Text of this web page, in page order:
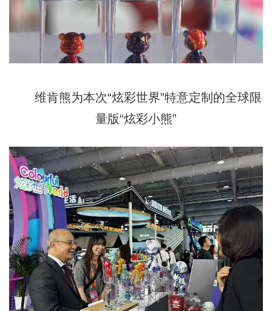
维肯熊为本次“炫彩世界”特意定制的全球限
量版“炫彩小熊”